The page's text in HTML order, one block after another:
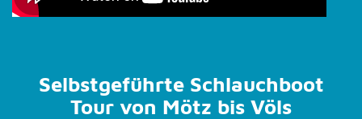
Selbstgeführte Schlauchboot
Tour von Mötz bis Völs